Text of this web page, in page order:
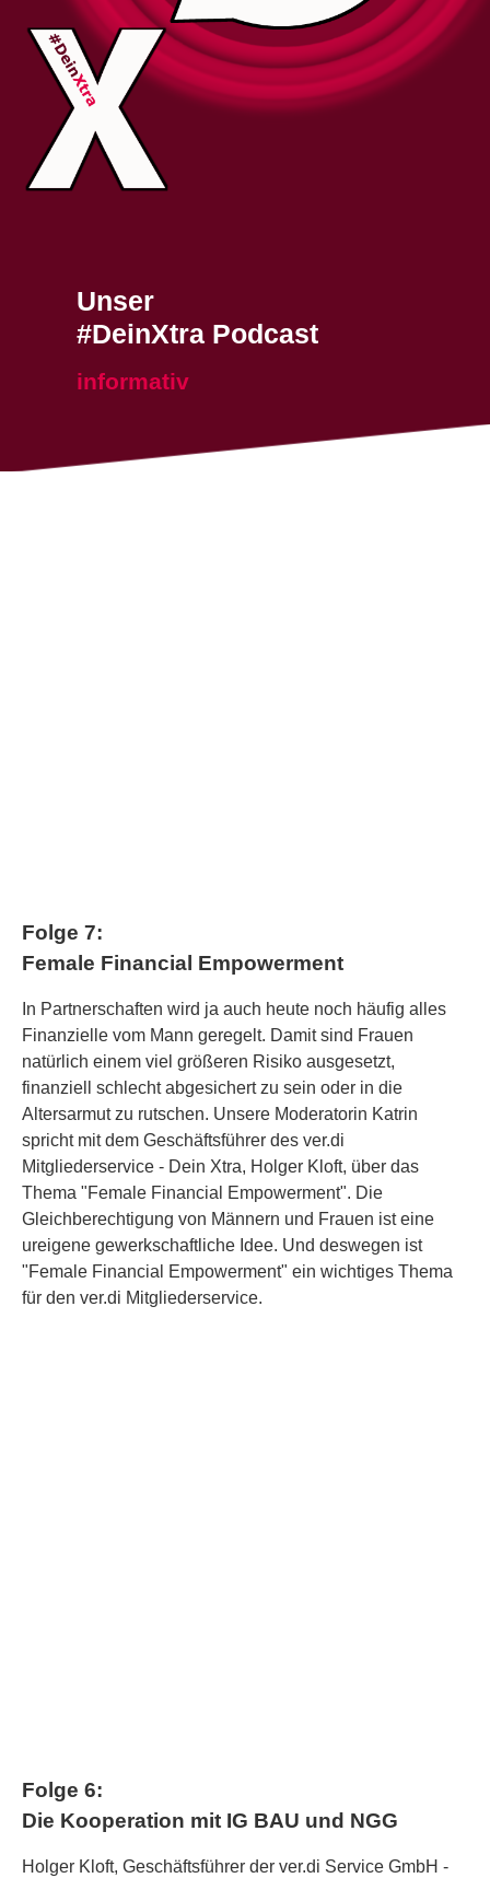
Unser
#DeinXtra Podcast
informativ
Folge 7:
Female Financial Empowerment
In Partnerschaften wird ja auch heute noch häufig alles
Finanzielle vom Mann geregelt. Damit sind Frauen
natürlich einem viel größeren Risiko ausgesetzt,
finanziell schlecht abgesichert zu sein oder in die
Altersarmut zu rutschen. Unsere Moderatorin Katrin
spricht mit dem Geschäftsführer des ver.di
Mitgliederservice - Dein Xtra, Holger Kloft, über das
Thema "Female Financial Empowerment". Die
Gleichberechtigung von Männern und Frauen ist eine
ureigene gewerkschaftliche Idee. Und deswegen ist
"Female Financial Empowerment" ein wichtiges Thema
für den ver.di Mitgliederservice.
Folge 6:
Die Kooperation mit IG BAU und NGG
Holger Kloft, Geschäftsführer der ver.di Service GmbH -